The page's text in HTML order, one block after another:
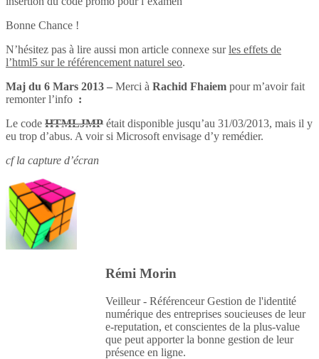
Bonne Chance !
N’hésitez pas à lire aussi mon article connexe surles effets de
l’html5 sur le référencement naturel seo.
Maj du 6 Mars 2013 – Merci à Rachid Fhaiem pour m’avoir fait
remonter l’info :
Le code HTMLJMP était disponible jusqu’au 31/03/2013, mais il y
eu trop d’abus. A voir si Microsoft envisage d’y remédier.
cf la capture d’écran
Rémi Morin
Veilleur - Référenceur Gestion de l'identité
numérique des entreprises soucieuses de leur
e-reputation, et conscientes de la plus-value
que peut apporter la bonne gestion de leur
présence en ligne.